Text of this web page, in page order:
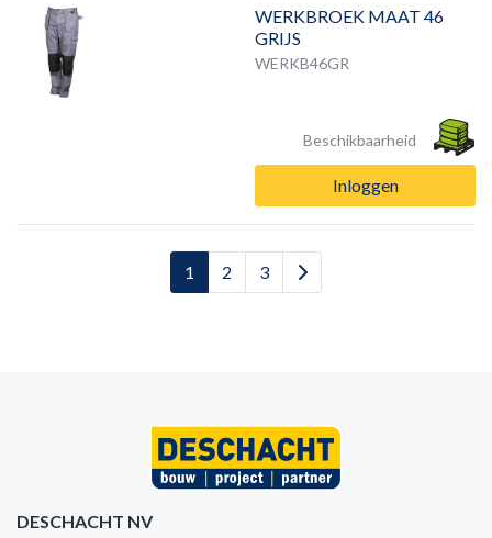
WERKBROEK MAAT 46
GRIJS
WERKB46GR
Beschikbaarheid
Inloggen
1 2 3
DESCHACHT NV